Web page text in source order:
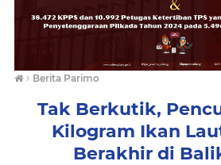
› Berita Parimo
Tak Berkutik,
Kilogram Ikan
Berakhir di